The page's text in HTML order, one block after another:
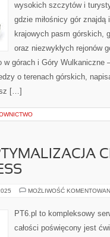
wysokich szczytów i
gdzie miłośnicy gór znajdą
krajowych pasm górskich,
oraz niezwykłych rejonów
górach i Góry Wulkaniczne
o terenach górskich,
[…]
MOŻLIWOŚĆ
PT6.pl to kompleksowy
całości poświęcony jest